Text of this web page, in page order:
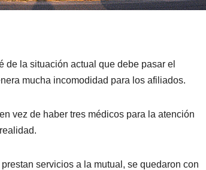
de la situación actual que debe pasar el
mucha incomodidad para los afiliados.
vez de haber tres médicos para la atención
servicios a la mutual, se quedaron con